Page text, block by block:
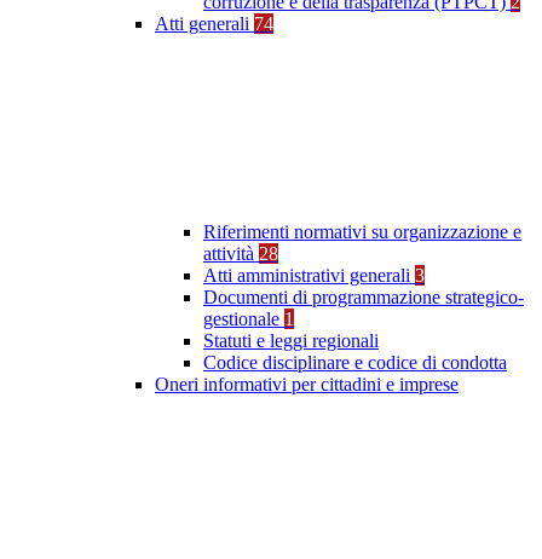
Atti generali 74
Riferimenti normativi su organizzazione e
attività 28
Atti amministrativi generali 3
Documenti di programmazione strategico-
gestionale 1
Statuti e leggi regionali
Codice disciplinare e codice di condotta
Oneri informativi per cittadini e imprese